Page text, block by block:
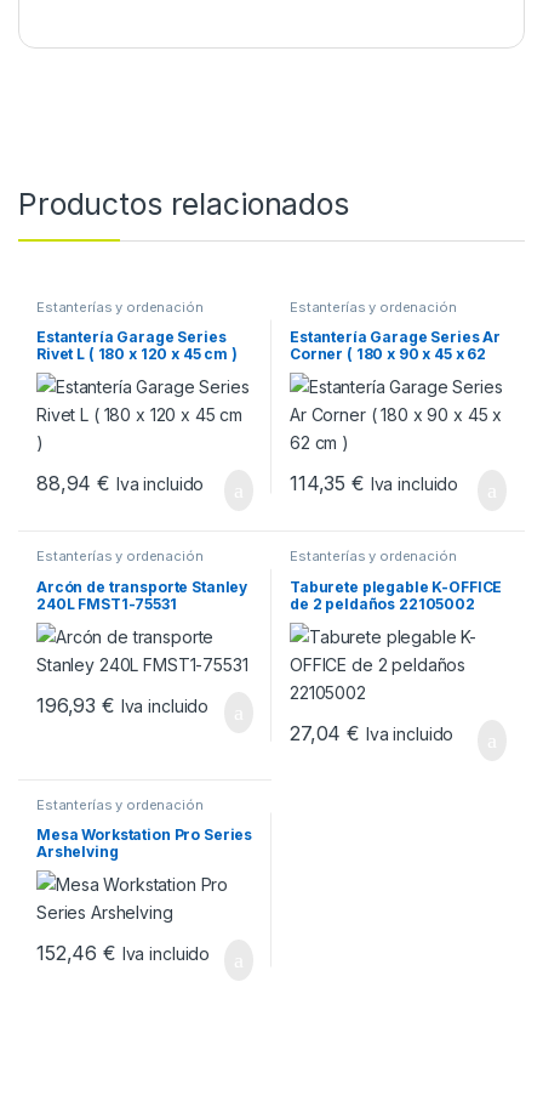
Productos relacionados
Estanterías y ordenación
Estantería Garage Series
Rivet L ( 180 x 120 x 45 cm )
88,94€ Iva incluido
Estanterías y ordenación
Estantería Garage Series Ar
Corner ( 180 x 90 x 45 x 62
cm )
114,35€ Iva incluido
Estanterías y ordenación
Arcón de transporte Stanley
240L FMST1-75531
196,93€ Iva incluido
Estanterías y ordenación
Taburete plegable K-OFFICE
de 2 peldaños 22105002
27,04€ Iva incluido
Estanterías y ordenación
Mesa Workstation Pro Series
Arshelving
152,46€ Iva incluido